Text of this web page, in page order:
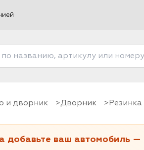
и дворник Дворник
добавьте ваш автомобиль —